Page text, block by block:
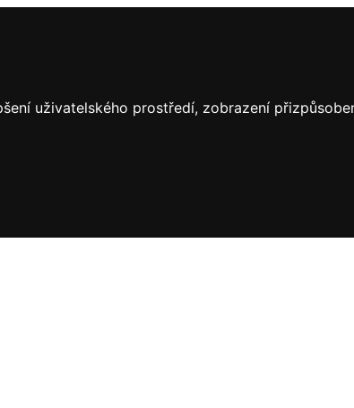
uživatelského prostředí, zobrazení